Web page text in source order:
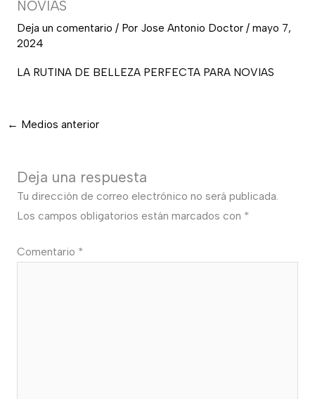
NOVIAS
Deja un comentario / Por Jose Antonio Doctor / mayo 7,
2024
LA RUTINA DE BELLEZA PERFECTA PARA NOVIAS
← Medios anterior
Deja una respuesta
Tu dirección de correo electrónico no será publicada.
Los campos obligatorios están marcados con *
Comentario *